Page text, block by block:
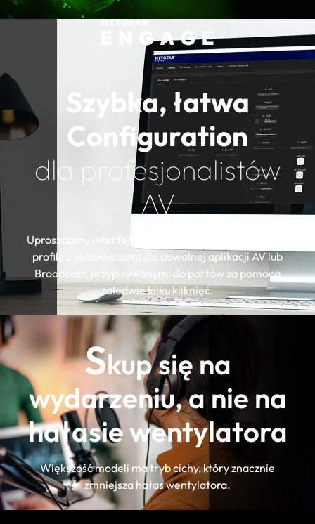
NETGEAR IGMP Plus™, AV User
AV installations
Szybka, łatwa
Configuration
dla profesjonalistów
AV
Uproszczony interfejs wykorzystujący certyfikowane
profile z ustawieniami dla dowolnej aplikacji AV lub
Broadcast, przypisywanymi do portów za pomocą
zaledwie kilku kliknięć.
Skup się na
wydarzeniu, a nie na
hałasie wentylatora
Większość modeli ma tryb cichy, który znacznie
zmniejsza hałas wentylatora.